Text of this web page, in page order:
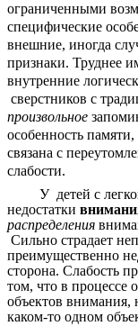
ограниченными
специфические
внешние, иногда
признаки. Труднее
внутренние
сверстников с
произвольное
особенность
связана с
слабости.
У детей с легкой
недостатки
распределения
Сильно страдает
преимущественно
сторона. Слабость
том, что в процессе
объектов внимания,
каком-то одном